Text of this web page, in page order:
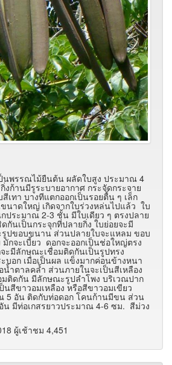
รรณไม้ยืนต้น ผลัดใบสูง ประมาณ 4
งก้านมีรูระบายอากาศ กระจัดกระจาย
เทา บางทีแตกออกเป็นรอยตื้น ๆ เล็ก
นาดใหญ่ เกิดจากใบร่วงหล่นไปแล้ว ใบ
ประมาณ 2-3 ชั้น มีใบเดียว ๆ ตรงปลาย
กันเป็นกระจุกที่ปลายกิ่ง ใบย่อยจะมี
ปขอบขนาน ส่วนปลายใบจะแหลม ขอบ
กจะเบี้ยว ดอกจะออกเป็นช่อใหญ่ตรง
ะมีลักษณะเชื่อมติดกันเป็นรูปทรง
บอก เมื่อเป็นผล แข็งมากค่อนข้างหนา
ำตาลคล้ำ ส่วนภายในจะเป็นสีเหลือง
ติดกัน มีลักษณะรูปลำโพง บริเวณปาก
สีขาวอมเหลือง หรือสีขาวอมเขียว
5 อัน ติดกับท่อดอก โคนก้านมีขน ส่วน
น มีท่อเกสรยาวประมาณ 4-6 ซม. สีม่วง
ผู้เช้าชม 4,451